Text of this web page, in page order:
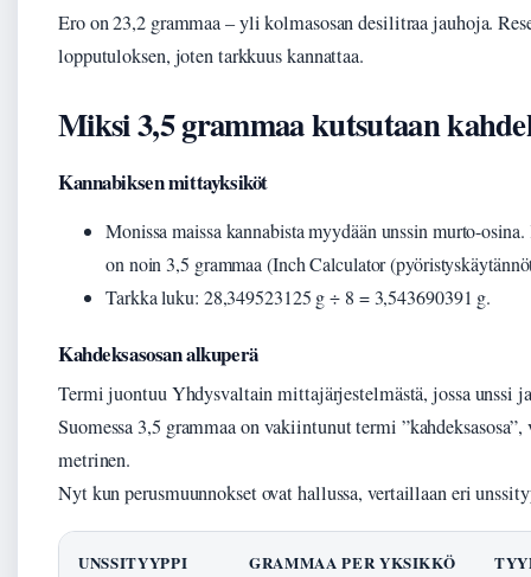
Ero on 23,2 grammaa – yli kolmasosan desilitraa jauhoja.
lopputuloksen, joten tarkkuus kannattaa.
Miksi 3,5 grammaa kutsutaan
Kannabiksen mittayksiköt
Monissa maissa kannabista myydään unssin murto-
on noin 3,5 grammaa (Inch Calculator
Tarkka luku: 28,349523125 g ÷ 8 = 3,543690391 g.
Kahdeksasosan alkuperä
Termi juontuu Yhdysvaltain mittajärjestelmästä, jossa unssi
Suomessa 3,5 grammaa on vakiintunut termi
metrinen.
Nyt kun perusmuunnokset ovat hallussa, vertaillaan eri
UNSSITYYPPI GRAMMAA PER YKSIKKÖ